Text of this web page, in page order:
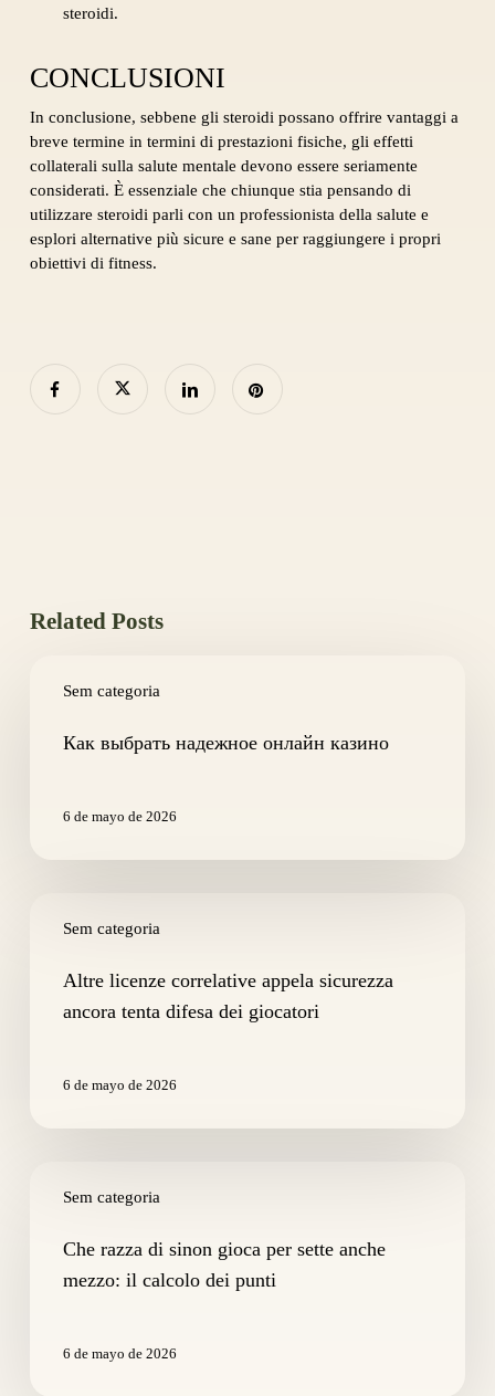
steroidi.
CONCLUSIONI
In conclusione, sebbene gli steroidi possano offrire vantaggi a
breve termine in termini di prestazioni fisiche, gli effetti
collaterali sulla salute mentale devono essere seriamente
considerati. È essenziale che chiunque stia pensando di
utilizzare steroidi parli con un professionista della salute e
esplori alternative più sicure e sane per raggiungere i propri
obiettivi di fitness.
Related Posts
Sem categoria
выбрать
онлайнКак выбрать надежное онлайн казино
6 de mayo de 2026
Sem categoria
licenze
appelaAltre licenze correlative appela sicurezza
ancora tenta difesa dei giocatori
6 de mayo de 2026
Sem categoria
razza
sinonChe razza di sinon gioca per sette anche
mezzo: il calcolo dei punti
6 de mayo de 2026